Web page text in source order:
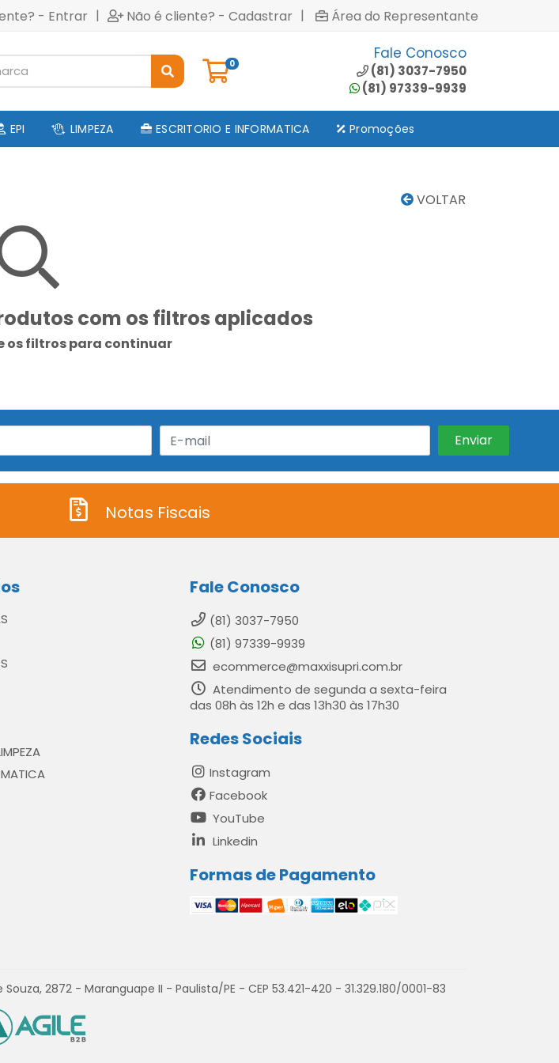
- Entrar | Não é cliente? - Cadastrar | Área do Representante
0
Fale Conosco
(81) 3037-7950
(81) 97339-9939
EPI LIMPEZA ESCRITORIO E INFORMATICA Promoções
VOLTAR
com os filtros aplicados
os filtros para continuar
Notas Fiscais
Fale Conosco
(81) 3037-7950
(81) 97339-9939
ecommerce@maxxisupri.com.br
Atendimento de segunda a sexta-feira
das 08h às 12h e das 13h30 às 17h30
Redes Sociais
Instagram
Facebook
YouTube
Linkedin
Formas de Pagamento
Souza, 2872 - Maranguape II - Paulista/PE - CEP 53.421-420 - 31.329.180/0001-83